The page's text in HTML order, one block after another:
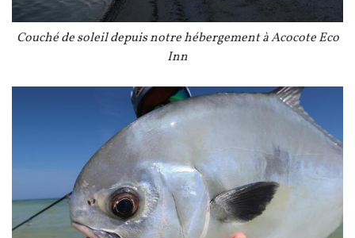
Légende
Couché de soleil depuis notre hébergement à Acocote Eco
Inn